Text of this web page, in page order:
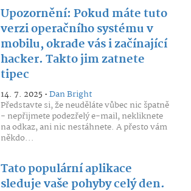
Upozornění: Pokud máte tuto
verzi operačního systému v
mobilu, okrade vás i začínající
hacker. Takto jim zatnete
tipec
14. 7. 2025 •Dan Bright
Představte si, že neuděláte vůbec nic špatně
- nepřijmete podezřelý e-mail, nekliknete
na odkaz, ani nic nestáhnete. A přesto vám
někdo...
Tato populární aplikace
sleduje vaše pohyby celý den.